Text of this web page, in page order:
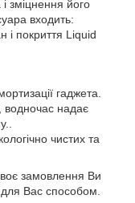
зміцнення його
входить:
і покриття Liquid
гаджета.
надає
чистих та
замовлення Ви
Вас способом.